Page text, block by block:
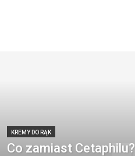
KREMY DO RĄK
Co zamiast Cetaphilu?